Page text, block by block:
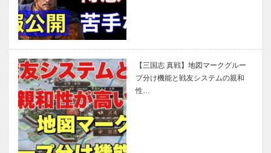
【三国志 真戦】地図マークグルー
プ分け機能と戦友システムの親和
性…